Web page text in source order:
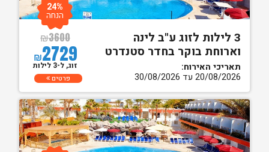
3 לילות לזוג ע"ב לינה
וארוחת בוקר בחדר סטנדרט
תאריכי האירוח:
20/08/2026 עד 30/08/2026
₪3600
₪2729
24%
הנחה
זוג, ל-3 לילות
פרטים